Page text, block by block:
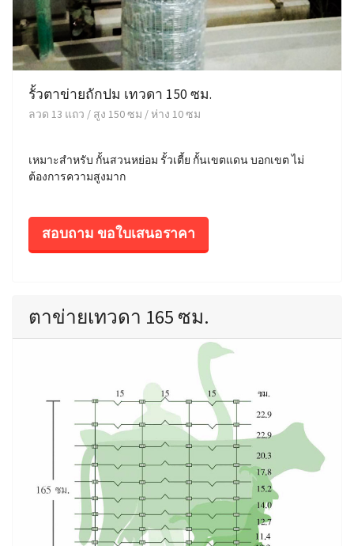
รั้วตาข่ายถักปม เทวดา 150 ซม.
ลวด 13 แถว / สูง 150 ซม / ห่าง 10 ซม
เหมาะสำหรับ กั้นสวนหย่อม รั้วเตี้ย กั้นเขตแดน บอกเขต ไม่
ต้องการความสูงมาก
สอบถาม ขอใบเสนอราคา
ตาข่ายเทวดา 165 ซม.